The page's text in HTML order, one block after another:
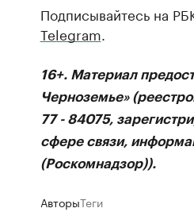
Подписывайтесь на
Telegram
16+. Материал
Черноземье»
77 - 84075,
сфере связи,
(Роскомнадзор)).
АвторыТеги